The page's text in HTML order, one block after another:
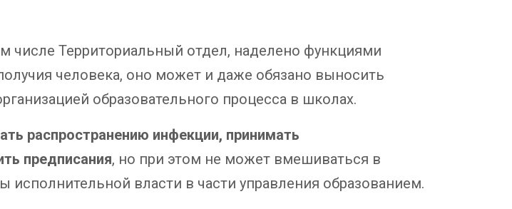
числе Территориальный отдел, наделено функциями
человека, оно может и даже обязано выносить
образовательного процесса в школах.
распространению инфекции, принимать
предписания, но при этом не может вмешиваться в
власти в части управления образованием.